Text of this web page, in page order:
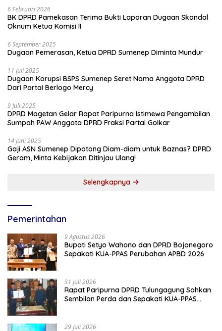
6 Februari 2026
BK DPRD Pamekasan Terima Bukti Laporan Dugaan Skandal
Oknum Ketua Komisi II
6 September 2025
Dugaan Pemerasan, Ketua DPRD Sumenep Diminta Mundur
11 Juli 2025
Dugaan Korupsi BSPS Sumenep Seret Nama Anggota DPRD
Dari Partai Berlogo Mercy
9 Juli 2025
DPRD Magetan Gelar Rapat Paripurna Istimewa Pengambilan
Sumpah PAW Anggota DPRD Fraksi Partai Golkar
14 Juni 2025
Gaji ASN Sumenep Dipotong Diam-diam untuk Baznas? DPRD
Geram, Minta Kebijakan Ditinjau Ulang!
Selengkapnya
Pemerintahan
9 Agustus 2026
Bupati Setyo Wahono dan DPRD Bojonegoro
Sepakati KUA-PPAS Perubahan APBD 2026
31 Juli 2026
Rapat Paripurna DPRD Tulungagung Sahkan
Sembilan Perda dan Sepakati KUA-PPAS
29 Juli 2026